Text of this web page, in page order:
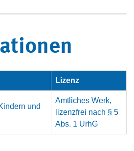
Lizenz
und
Amtliches Werk,
lizenzfrei nach § 5
Abs. 1 UrhG